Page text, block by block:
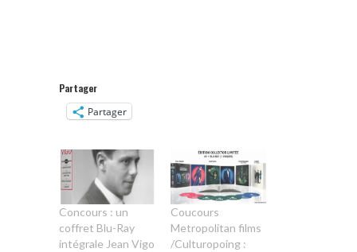
Partager
Partager
Concours : un
coffret Blu-Ray
intégrale Jean Vigo
Coucours
Metropolitan films
/Culturopoing :